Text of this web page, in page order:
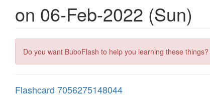
on 06-Feb-2022 (Sun)
Do you want BuboFlash to help you learning these things?
Flashcard 7056275148044